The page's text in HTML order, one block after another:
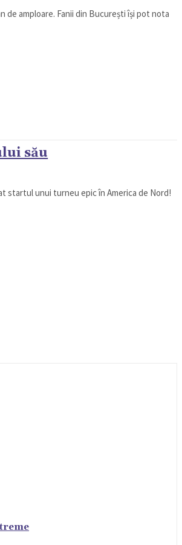
de amploare. Fanii din București își pot nota
său
startul unui turneu epic în America de Nord!